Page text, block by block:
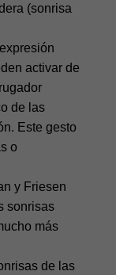
(sonrisa
activar de
de las
Este gesto
o
y Friesen
sonrisas
más
de las